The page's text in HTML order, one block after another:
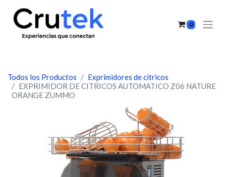
0
Todos los Productos
Exprimidores de citricos
EXPRIMIDOR DE CITRICOS AUTOMATICO Z06 NATURE
ORANGE ZUMMO